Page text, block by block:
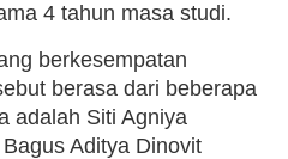
4 tahun masa studi.
berkesempatan
berasa dari beberapa
adalah Siti Agniya
Aditya Dinovit